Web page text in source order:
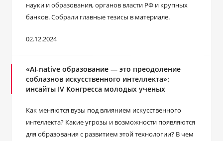
науки и образования, органов власти РФ и крупных
банков. Собрали главные тезисы в материале.
02.12.2024
«AI-native образование — это преодоление
соблазнов искусственного интеллекта»:
инсайты IV Конгресса молодых ученых
Как меняются вузы под влиянием искусственного
интеллекта? Какие угрозы и возможности появляются
для образования с развитием этой технологии? В чем